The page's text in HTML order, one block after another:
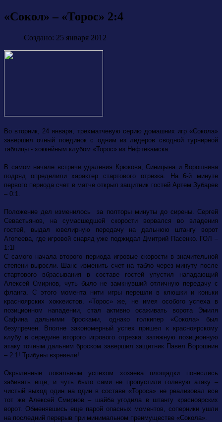
«Сокол» – «Торос» 2:4
Создано: 25 января 2012
Во вторник, 24 января, трехматчевую серию домашних игр «Сокола»
завершил очный поединок с одним из лидеров сводной турнирной
таблицы - хоккейным клубом «Торос» из Нефтекамска.
В самом начале встречи удаления Крюкова, Синицына и Ворошнина
подряд определили характер стартового отрезка. На 6-й минуте
первого периода счет в матче открыл защитник гостей Артем Зубарев
– 0:1.
Положение дел изменилось за полторы минуты до сирены. Сергей
Севастьянов, на сумасшедшей скорости ворвался во владения
гостей, выдал ювелирную передачу на дальнюю штангу ворот
Агопеева, где игровой снаряд уже поджидал Дмитрий Пасенко. ГОЛ –
1:1!
С самого начала второго периода игровые скорости в значительной
степени выросли. Шанс изменить счет на табло через минуту после
стартового вбрасывания в составе гостей упустил нападающий
Алексей Смирнов, чуть было не замкнувший отличную передачу с
фланга. С этого момента нити игры перешли в клюшки и коньки
красноярских хоккеистов. «Торос» же, не имея особого успеха в
позиционном нападении, стал активно осаживать ворота Эмиля
Сафина дальними бросками, однако голкипер «Сокола» был
безупречен. Вполне закономерный успех пришел к красноярскому
клубу в середине второго игрового отрезка: затяжную позиционную
атаку точным дальним броском завершил защитник Павел Ворошнин
– 2:1! Трибуны взревели!
Окрыленные локальным успехом хозяева площадки понеслись
забивать еще, и чуть было сами не пропустили голевую атаку –
чистый выход один на один в составе «Тороса» не реализовал все
тот же Алексей Смирнов – шайба угодила в штангу красноярских
ворот. Обменявшись еще парой опасных моментов, соперники ушли
на последний перерыв при минимальном преимуществе «Сокола».